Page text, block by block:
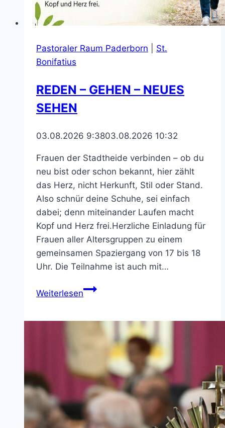
Pastoraler Raum Paderborn
St.
Bonifatius
REDEN – GEHEN – NEUES
SEHEN
03.08.2026 9:3803.08.2026 10:32
Frauen der Stadtheide verbinden – ob du
neu bist oder schon bekannt, hier zählt
das Herz, nicht Herkunft, Stil oder Stand.
Also schnür deine Schuhe, sei einfach
dabei; denn miteinander Laufen macht
Kopf und Herz frei.Herzliche Einladung für
Frauen aller Altersgruppen zu einem
gemeinsamen Spaziergang von 17 bis 18
Uhr. Die Teilnahme ist auch mit…
WeiterlesenREDEN
NEUES
SEHEN